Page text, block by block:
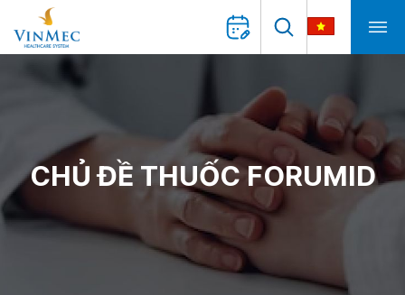
CHỦ ĐỀ THUỐC FORUMID